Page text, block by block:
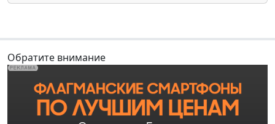
Обратите внимание